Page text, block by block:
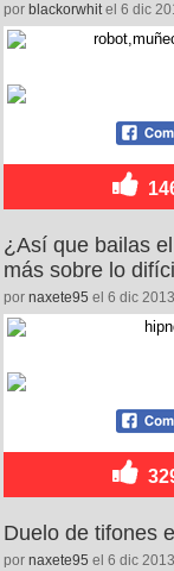
por blackorwhitel 6 dic
¿Así que bailas
más sobre lo
por naxete95 el 6 dic
Duelo de tifones
por naxete95 el 6 dic